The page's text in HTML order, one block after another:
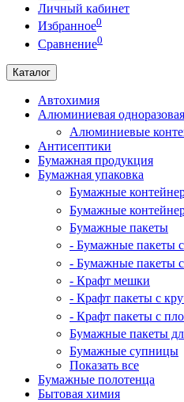
Личный кабинет
Избранное0
Сравнение0
Каталог
Автохимия
Алюминиевая
Алюминиевые
Антисептики
Бумажная продукция
Бумажная упаковка
Бумажные
Бумажные
Бумажные пакеты
- Бумажные пакеты
- Бумажные пакеты
- Крафт мешки
- Крафт пакеты с
- Крафт пакеты с
Бумажные пакеты
Бумажные супницы
Показать все
Бумажные полотенца
Бытовая химия